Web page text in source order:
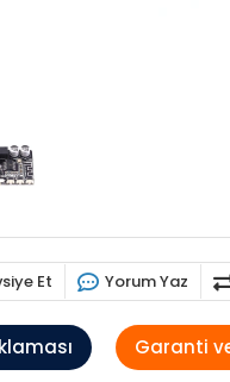
Et Yorum Yaz
Garanti